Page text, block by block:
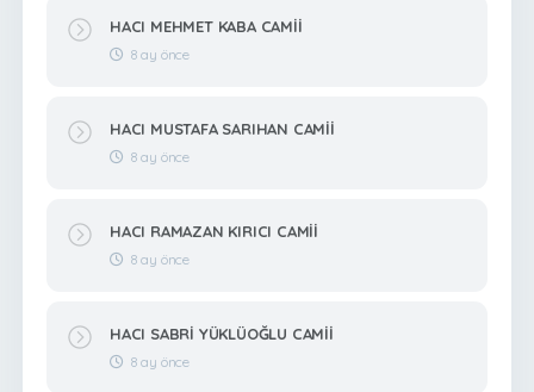
HACI MEHMET KABA CAMİİ
8 ay önce
HACI MUSTAFA SARIHAN CAMİİ
8 ay önce
HACI RAMAZAN KIRICI CAMİİ
8 ay önce
HACI SABRİ YÜKLÜOĞLU CAMİİ
8 ay önce